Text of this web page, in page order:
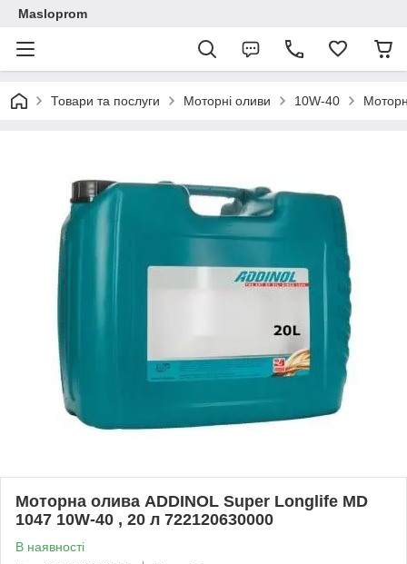
Masloprom
Товари та послуги Моторні оливи 10W-40
Моторна олива ADDINOL Super Longlife MD
1047 10W-40 , 20 л 722120630000
В наявності